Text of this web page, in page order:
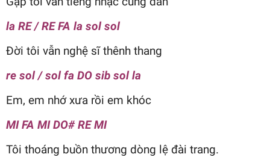
la RE / RE FA la sol sol
Đời tôi vẫn nghệ sĩ thênh thang
re sol / sol fa DO sib sol la
Em, em nhớ xưa rồi em khóc
MI FA MI DO# RE MI
Tôi thoáng buồn thương dòng lệ đài trang.